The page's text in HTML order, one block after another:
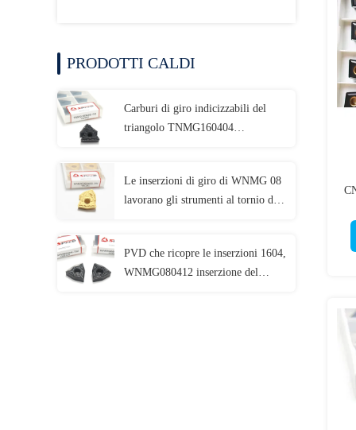
PRODOTTI CALDI
Carburi di giro indicizzabili del
triangolo TNMG160404
Le inserzioni di giro di WNMG 08
lavorano gli strumenti al tornio di
PVD che ricopre le inserzioni 1604,
WNMG080412 inserzione del